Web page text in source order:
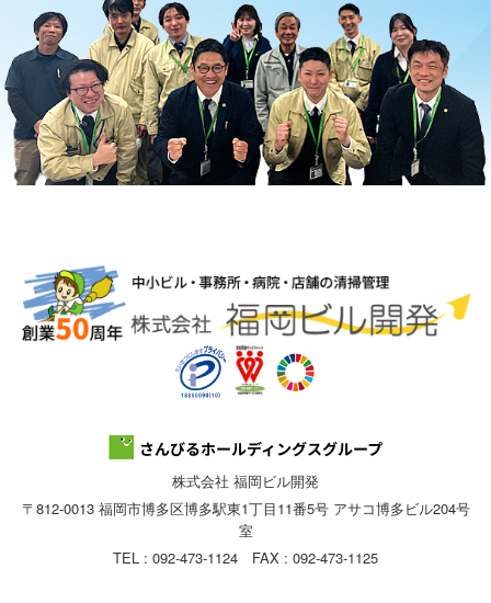
株式会社 福岡ビル開発
〒812-0013 福岡市博多区博多駅東1丁目11番5号 アサコ博多ビル204号
室
TEL : 092-473-1124 FAX : 092-473-1125